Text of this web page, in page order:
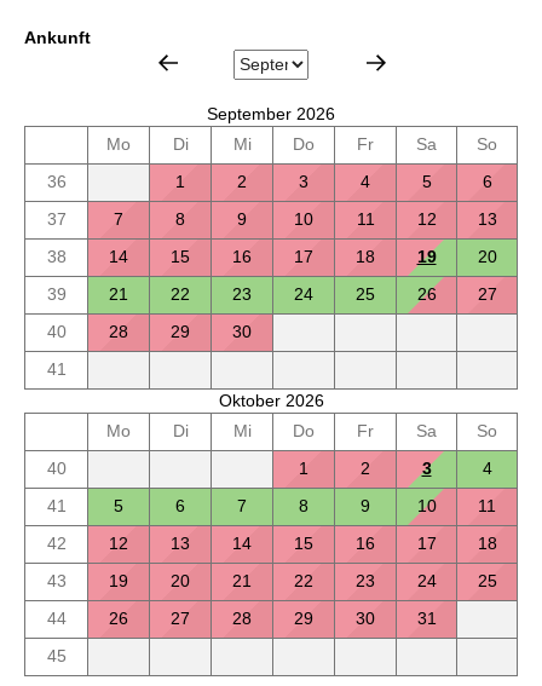
Ankunft
September 2026
Mo
Di Mi Do Fr Sa
So
36
1 2 3 4 5
6
37
7 8 9 10 11 12
13
38
14 15 16 17 18 19
20
39
21 22 23 24 25 26
27
40
28 29
30
41
Oktober 2026
Mo
Di Mi Do Fr Sa
So
40
1 2 3
4
41
5 6 7 8 9 10
11
42
12 13 14 15 16 17
18
43
19 20 21 22 23 24
25
44
26 27 28 29 30
31
45